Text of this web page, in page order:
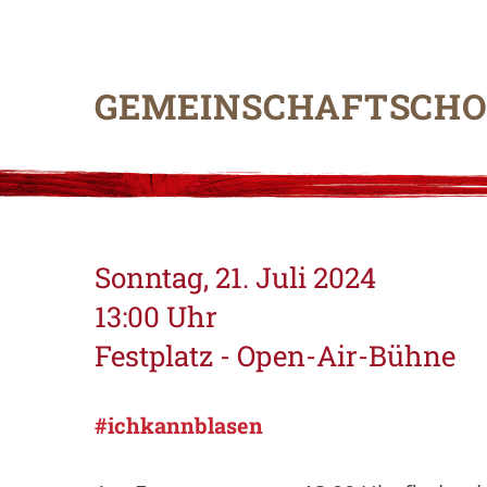
Sonntag, 21. Juli 2024
13:00 Uhr
Festplatz - Open-Air-Bühne
#ichkannblasen